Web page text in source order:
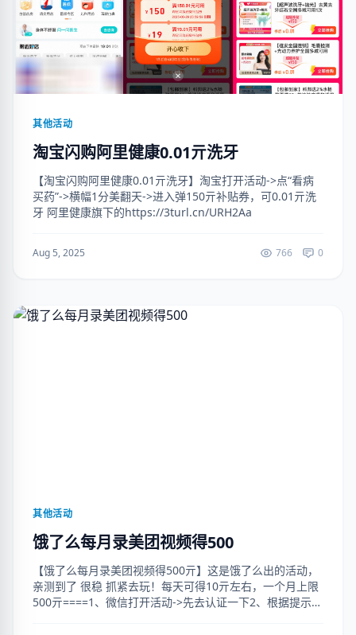
其他活动
淘宝闪购阿里健康0.01亓洗牙
【淘宝闪购阿里健康0.01亓洗牙】淘宝打开活动->点“看病
买药”->横幅1分美翻天->进入弹150亓补贴券，可0.01亓洗
牙 阿里健康旗下的https://3turl.cn/URH2Aa
Aug 5, 2025 766 0
其他活动
饿了么每月录美团视频得500
【饿了么每月录美团视频得500亓】这是饿了么出的活动，
亲测到了 很稳 抓紧去玩！每天可得10亓左右，一个月上限
500亓====1、微信打开活动->先去认证一下2、根据提示到